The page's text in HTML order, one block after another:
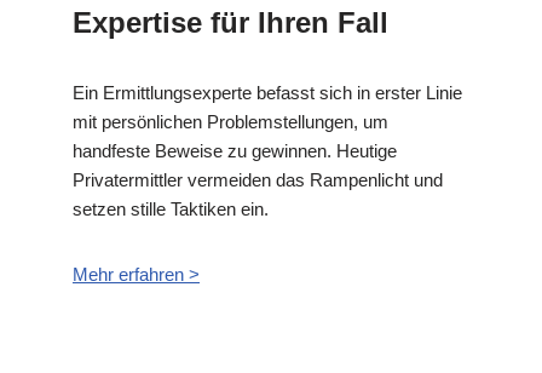
Expertise für Ihren Fall
Ein Ermittlungsexperte befasst sich in erster Linie
mit persönlichen Problemstellungen, um
handfeste Beweise zu gewinnen. Heutige
Privatermittler vermeiden das Rampenlicht und
setzen stille Taktiken ein.
Mehr erfahren >